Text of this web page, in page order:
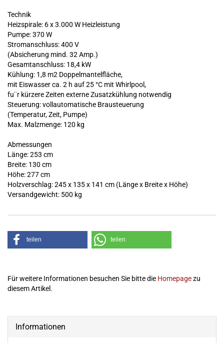
Technik
Heizspirale: 6 x 3.000 W Heizleistung
Pumpe: 370 W
Stromanschluss: 400 V
(Absicherung mind. 32 Amp.)
Gesamtanschluss: 18,4 kW
Kühlung: 1,8 m2 Doppelmantelfläche,
mit Eiswasser ca. 2 h auf 25 °C mit Whirlpool,
fu¨r kürzere Zeiten externe Zusatzkühlung notwendig
Steuerung: vollautomatische Brausteuerung
(Temperatur, Zeit, Pumpe)
Max. Malzmenge: 120 kg
Abmessungen
Länge: 253 cm
Breite: 130 cm
Höhe: 277 cm
Holzverschlag: 245 x 135 x 141 cm (Länge x Breite x Höhe)
Versandgewicht: 500 kg
teilen teilen
Für weitere Informationen besuchen Sie bitte die Homepagezu
diesem Artikel.
Informationen